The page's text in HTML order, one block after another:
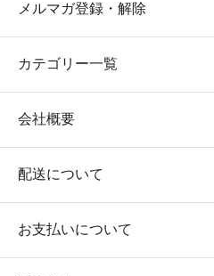
メルマガ登録・解除
カテゴリー一覧
会社概要
配送について
お支払いについて